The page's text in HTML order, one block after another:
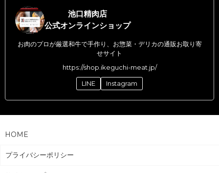
池口精肉店
公式オンラインショップ
お肉のプロが厳選和牛で手作り、お惣菜・デリカの通販お取り寄
せサイト
https://shop.ikeguchi-meat.jp/
LINE Instagram
HOME
プライバシーポリシー